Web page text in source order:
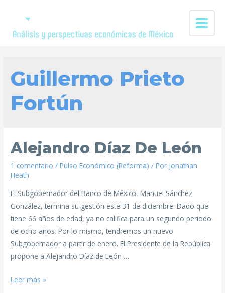
Guillermo Prieto
Fortún
Alejandro Díaz De León
1 comentario /Pulso Económico (Reforma) / Por Jonathan
Heath
El Subgobernador del Banco de México, Manuel Sánchez
González, termina su gestión este 31 de diciembre. Dado que
tiene 66 años de edad, ya no califica para un segundo periodo
de ocho años. Por lo mismo, tendremos un nuevo
Subgobernador a partir de enero. El Presidente de la República
propone a Alejandro Díaz de León …
Leer más »